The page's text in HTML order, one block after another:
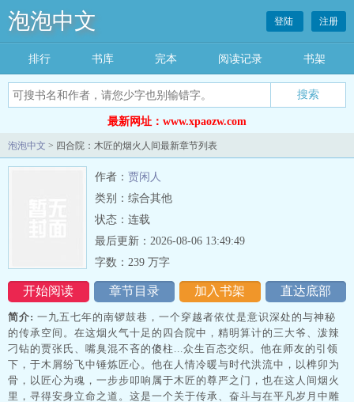
泡泡中文
搜索
登陆 注册
排行 书库 完本 阅读记录 书架
最新网址：www.xpaozw.com
泡泡中文 > 四合院：木匠的烟火人间最新章节列表
作者： 贾闲人
类别：综合其他
状态：连载
开始阅读 章节目录 加入书架 直达底部
最后更新：2026-08-06 13:49:49
字数：239 万字
简介: 一九五七年的南锣鼓巷，一个穿越者依仗是意识深处的与神秘
的传承空间。在这烟火气十足的四合院中，精明算计的三大爷、泼辣
刁钻的贾张氏、嘴臭混不吝的傻柱...众生百态交织。他在师友的引领
下，于木屑纷飞中锤炼匠心。他在人情冷暖与时代洪流中，以榫卯为
骨，以匠心为魂，一步步叩响属于木匠的尊严之门，也在这人间烟火
里，寻得安身立命之道。这是一个关于传承、奋斗与在平凡岁月中雕